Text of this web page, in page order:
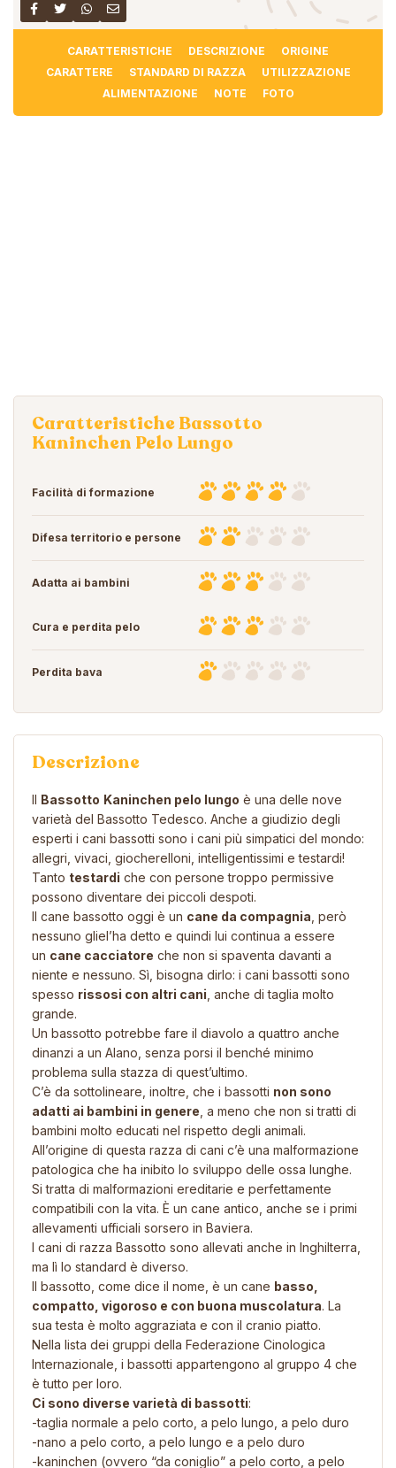
CARATTERISTICHE DESCRIZIONE
ORIGINE
CARATTERE
STANDARD DI RAZZA
UTILIZZAZIONE
ALIMENTAZIONE
NOTE FOTO
Caratteristiche Bassotto
Kaninchen Pelo Lungo
Facilità di formazione
Difesa territorio e persone
Adatta ai bambini
Cura e perdita pelo
Perdita bava
Descrizione
Il Bassotto Kaninchen pelo lungo è una delle nove
varietà del Bassotto Tedesco. Anche a giudizio degli
esperti i cani bassotti sono i cani più simpatici del mondo:
allegri, vivaci, giocherelloni, intelligentissimi e testardi!
Tanto testardi che con persone troppo permissive
possono diventare dei piccoli despoti.
Il cane bassotto oggi è un cane da compagnia , però
nessuno gliel’ha detto e quindi lui continua a essere
un cane cacciatore che non si spaventa davanti a
niente e nessuno. Sì, bisogna dirlo: i cani bassotti sono
spesso rissosi con altri cani , anche di taglia molto
grande.
Un bassotto potrebbe fare il diavolo a quattro anche
dinanzi a un Alano, senza porsi il benché minimo
problema sulla stazza di quest’ultimo.
C’è da sottolineare, inoltre, che i bassotti non sono
adatti ai bambini in genere , a meno che non si tratti di
bambini molto educati nel rispetto degli animali.
All’origine di questa razza di cani c’è una malformazione
patologica che ha inibito lo sviluppo delle ossa lunghe.
Si tratta di malformazioni ereditarie e perfettamente
compatibili con la vita. È un cane antico, anche se i primi
allevamenti ufficiali sorsero in Baviera.
I cani di razza Bassotto sono allevati anche in Inghilterra,
ma lì lo standard è diverso.
Il bassotto, come dice il nome, è un cane basso,
compatto, vigoroso e con buona muscolatura. La
sua testa è molto aggraziata e con il cranio piatto.
Nella lista dei gruppi della Federazione Cinologica
Internazionale, i bassotti appartengono al gruppo 4 che
è tutto per loro.
Ci sono diverse varietà di bassotti:
-taglia normale a pelo corto, a pelo lungo, a pelo duro
-nano a pelo corto, a pelo lungo e a pelo duro
-kaninchen (ovvero “da coniglio” a pelo corto, a pelo